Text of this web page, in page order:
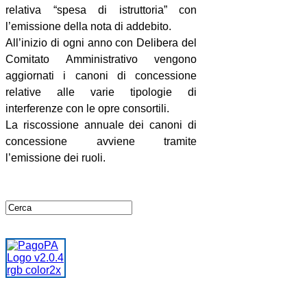
relativa “spesa di istruttoria” con
l’emissione della nota di addebito.
All’inizio di ogni anno con Delibera del
Comitato Amministrativo vengono
aggiornati i canoni di concessione
relative alle varie tipologie di
interferenze con le opre consortili.
La riscossione annuale dei canoni di
concessione avviene tramite
l’emissione dei ruoli.